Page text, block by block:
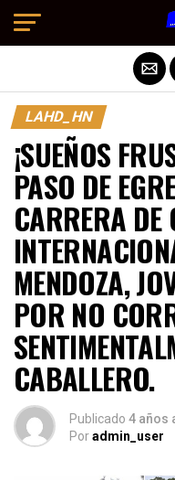
LAHD_HN
¡SUEÑOS
PASO DE
CARRERA DE
MENDOZA,
POR NO
CABALLERO.
Publicado 4 años
Poradmin_user
Salir